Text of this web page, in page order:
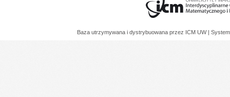
Baza utrzymywana i dystrybuowana przez ICM UW |